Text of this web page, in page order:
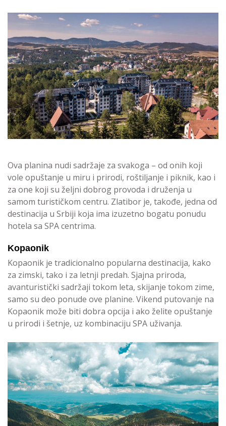
Ova planina nudi sadržaje za svakoga – od onih koji
vole opuštanje u miru i prirodi, roštiljanje i piknik, kao i
za one koji su željni dobrog provoda i druženja u
samom turističkom centru. Zlatibor je, takođe, jedna od
destinacija u Srbiji koja ima izuzetno bogatu ponudu
hotela sa SPA centrima.
Kopaonik
Kopaonik je tradicionalno popularna destinacija, kako
za zimski, tako i za letnji predah. Sjajna priroda,
avanturistički sadržaji tokom leta, skijanje tokom zime,
samo su deo ponude ove planine. Vikend putovanje na
Kopaonik može biti dobra opcija i ako želite opuštanje
u prirodi i šetnje, uz kombinaciju SPA uživanja.